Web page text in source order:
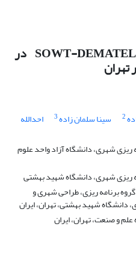
کاربست روش تلفیقی SOWT-DEMATEL در
2 سینا سلمان زاده3 احدالله
شهری، دانشگاه آزاد واحد علوم
ریزی شهری، دانشگاه شهید بهشتی
برنامه ریزی، طراحی شهری و
شهید بهشتی، تهران، ایران
و صنعت، تهران، ایران